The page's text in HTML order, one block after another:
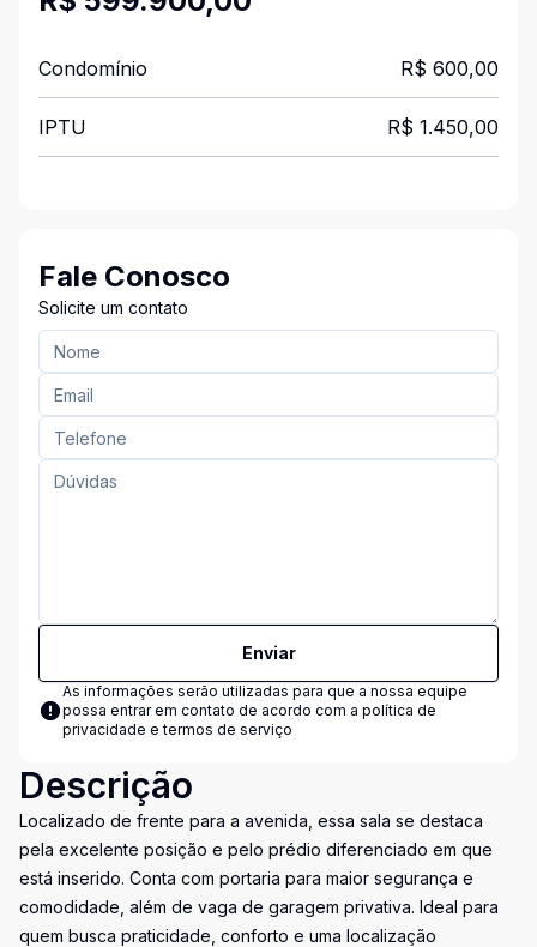
Condomínio R$ 600,00
IPTU R$ 1.450,00
Fale Conosco
Solicite um contato
Enviar
As informações serão utilizadas para que a nossa equipe
possa entrar em contato de acordo com a política de
privacidade e termos de serviço
Descrição
Localizado de frente para a avenida, essa sala se destaca
pela excelente posição e pelo prédio diferenciado em que
está inserido. Conta com portaria para maior segurança e
comodidade, além de vaga de garagem privativa. Ideal para
quem busca praticidade, conforto e uma localização